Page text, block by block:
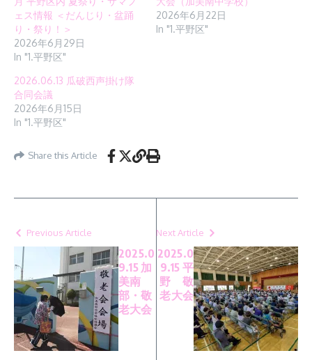
ェス情報 ＜だんじり・盆踊
り・祭り！＞
2026年6月29日
In "1.平野区"
2026年6月22日
In "1.平野区"
2026.06.13 瓜破西声掛け隊
合同会議
2026年6月15日
In "1.平野区"
Share this Article
Previous Article
2025.0
9.15 加
美南
部・敬
老大会
Next Article
2025.0
9.15 平
野 敬
老大会